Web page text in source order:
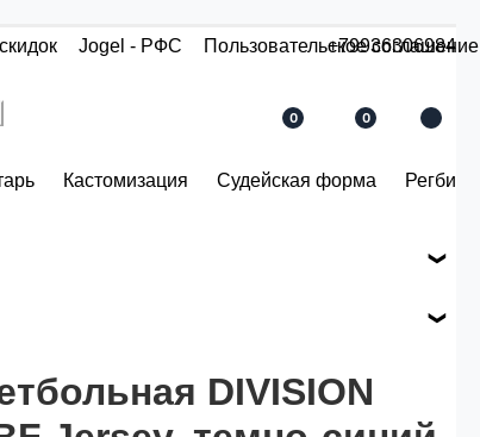
Jogel - РФС Пользовательское соглашение
+79936306984
0 0
Кастомизация Судейская форма
Регби
цене
DIVISION